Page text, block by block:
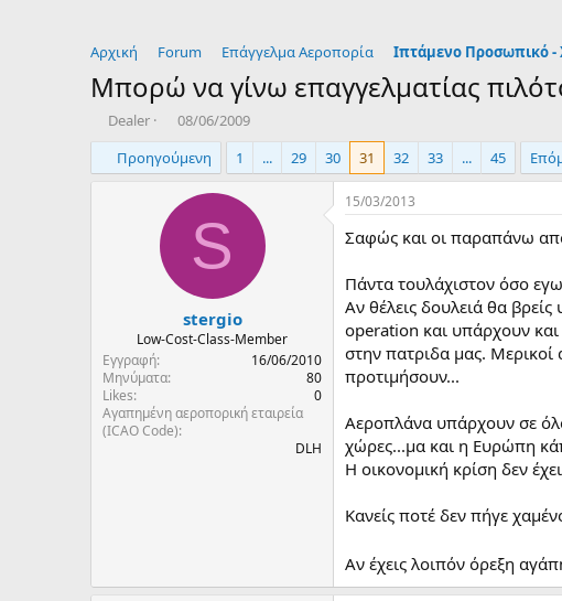
Αρχική Forum Επάγγελμα Αεροπορία Ιπτάμενο Προσωπικό -
Μπορώ να γίνω επαγγελματίας
T
h
e
r
Dealer
Η
μ
ε
ρ
ο
α
δ
η
υ
ρ
08/06/2009
Προηγούμενη
1 ... 29 30 31 32 33 ... 45
S
stergio
Low-Cost-Class-Member
Εγγραφή
16/06/2010
Μηνύματα
80
Likes
0
Αγαπημένη αεροπορική εταιρεία
(ICAO Code)
DLH
15/03/2013
Σαφώς και οι παραπάνω
Πάντα τουλάχιστον όσο
Αν θέλεις δουλειά θα
operation και υπάρχουν και
στην πατριδα μας.
προτιμήσουν...
Αεροπλάνα υπάρχουν σε
χώρες...μα και η Ευρώπη
Η οικονομική κρίση δεν
Κανείς ποτέ δεν πήγε
Αν έχεις λοιπόν όρεξη